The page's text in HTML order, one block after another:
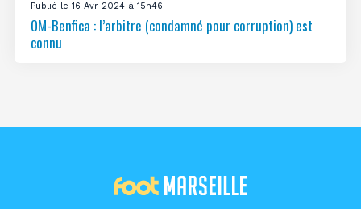
Publié le 16 Avr 2024 à 15h46
OM-Benfica : l’arbitre (condamné pour corruption) est
connu